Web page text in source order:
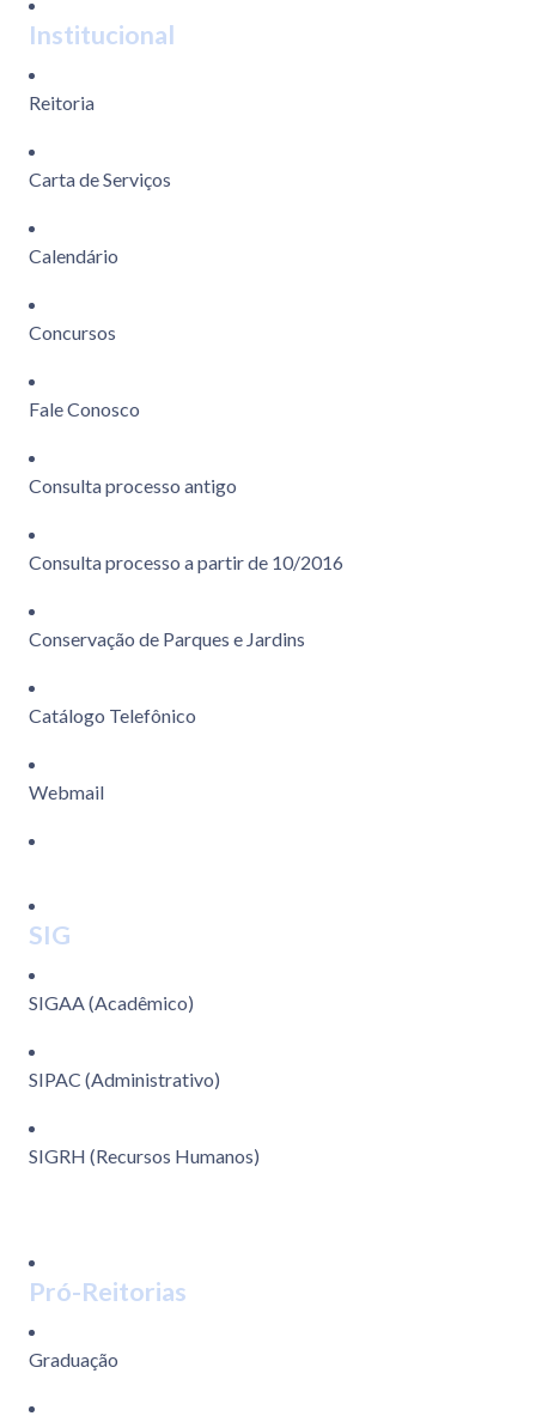
Institucional
Reitoria
Carta de Serviços
Calendário
Concursos
Fale Conosco
Consulta processo antigo
Consulta processo a partir de 10/2016
Conservação de Parques e Jardins
Catálogo Telefônico
Webmail
SIG
SIGAA (Acadêmico)
SIPAC (Administrativo)
SIGRH (Recursos Humanos)
Pró-Reitorias
Graduação